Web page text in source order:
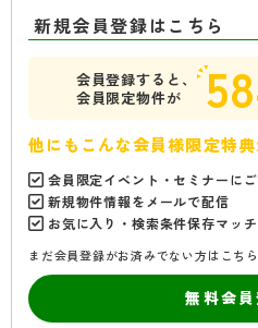
新規会員登録はこちら
会員登録すると、
会員限定物件が
他にもこんな会員様限定特典
会員限定イベント・セミナーに
新規物件情報をメールで配信
お気に入り・検索条件保存マッ
まだ会員登録がお済みでない方はこち
無料会